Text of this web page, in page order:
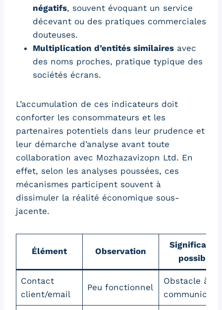
négatifs, souvent évoquant un service
décevant ou des pratiques commerciales
douteuses.
Multiplication d’entités similaires avec
des noms proches, pratique typique des
sociétés écrans.
L’accumulation de ces indicateurs doit
conforter les consommateurs et les
partenaires potentiels dans leur prudence et
leur démarche d’analyse avant toute
collaboration avec Mozhazavizopn Ltd. En
effet, selon les analyses poussées, ces
mécanismes participent souvent à
dissimuler la réalité économique sous-
jacente.
Élément Observation
Signification
possible
Contact
client/email
Peu fonctionnel
Obstacle à la